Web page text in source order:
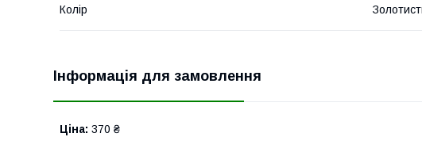
Колір
Інформація для замовлення
Ціна: 370 ₴